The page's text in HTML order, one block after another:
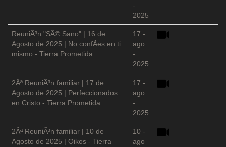
-
2025
ReuniÃ³n "SÃ© Sano" | 16 de
Agosto de 2025 | No confÃ­es en ti
mismo - Tierra Prometida
17 -
ago
-
2025
2Âª ReuniÃ³n familiar | 17 de
Agosto de 2025 | Perfeccionados
en Cristo - Tierra Prometida
17 -
ago
-
2025
2Âª ReuniÃ³n familiar | 10 de
Agosto de 2025 | Oikos - Tierra
10 -
ago